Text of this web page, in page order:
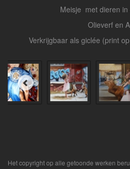
Meisje met dieren in
Olieverf en
Verkrijgbaar als giclée (print
Het copyright op alle getoonde werken